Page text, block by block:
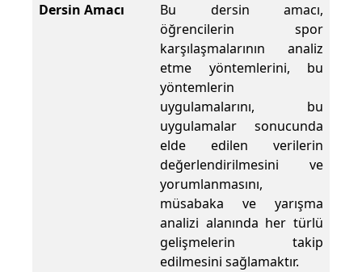
Dersin Amacı
Bu dersin amacı,
öğrencilerin spor
karşılaşmalarının analiz
etme yöntemlerini, bu
yöntemlerin
uygulamalarını, bu
uygulamalar sonucunda
elde edilen verilerin
değerlendirilmesini ve
yorumlanmasını,
müsabaka ve yarışma
analizi alanında her türlü
gelişmelerin takip
edilmesini sağlamaktır.